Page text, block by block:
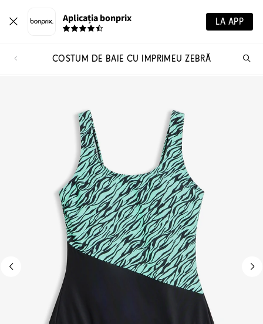
Aplicația bonprix LA APP
COSTUM DE BAIE CU IMPRIMEU ZEBRĂ